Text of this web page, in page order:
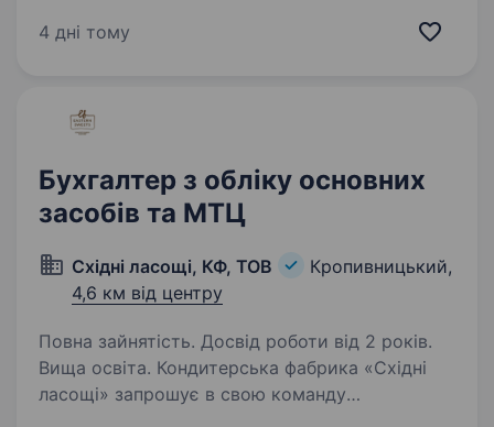
ведення бухгалтерського обліку; Впевнене
4 дні тому
Бухгалтер з обліку основних
засобів та МТЦ
Східні ласощі, КФ, ТОВ
Кропивницький,
4,6 км від центру
Повна зайнятість. Досвід роботи від 2 років.
Вища освіта. Кондитерська фабрика «Східні
ласощі» запрошує в свою команду